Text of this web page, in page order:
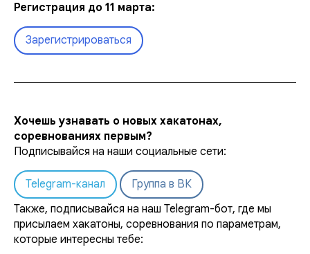
Регистрация до 11 марта:
Зарегистрироваться
Хочешь узнавать о новых хакатонах,
соревнованиях первым?
Подписывайся на наши социальные сети:
Telegram-канал
Группа в ВК
Также, подписывайся на наш Telegram-бот, где мы
присылаем хакатоны, соревнования по параметрам,
которые интересны тебе: